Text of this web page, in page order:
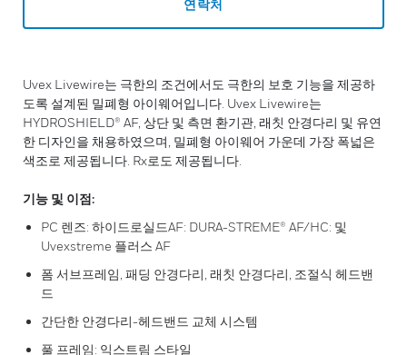
연락처
Uvex Livewire는 극한의 조건에서도 극한의 보호 기능을 제공하
도록 설계된 밀폐형 아이웨어입니다. Uvex Livewire는
HYDROSHIELD® AF, 상단 및 측면 환기관, 래칫 안경다리 및 유연
한 디자인을 채용하였으며, 밀폐형 아이웨어 가운데 가장 폭넓은
색조로 제공됩니다. Rx로도 제공됩니다.
기능 및 이점:
PC 렌즈: 하이드로실드AF: DURA-STREME® AF/HC: 및
Uvexstreme 플러스 AF
폼 서브프레임, 패딩 안경다리, 래칫 안경다리, 조절식 헤드밴
드
간단한 안경다리-헤드밴드 교체 시스템
풀 프레임: 익스트림 스타일